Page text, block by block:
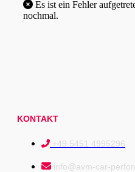
nochmal.
KONTAKT
+49 5451 4995296
info@avm-car-